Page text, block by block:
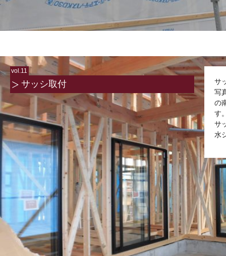
vol.11
サッシ取付
サ
写
の
す
サ
水